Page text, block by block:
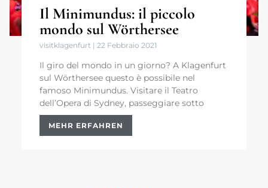
Il Minimundus: il piccolo
mondo sul Wörthersee
visitklagenfurt 22 Febbraio 2021
Il giro del mondo in un giorno? A Klagenfurt
sul Wörthersee questo è possibile nel
famoso Minimundus. Visitare il Teatro
dell’Opera di Sydney, passeggiare sotto
MEHR ERFAHREN